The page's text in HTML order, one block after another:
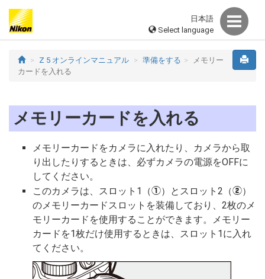
日本語
Select language
Z 5 オンラインマニュアル 準備をする
メモリー
カードを入れる
メモリーカードを入れる
メモリーカードをカメラに入れたり、カメラから取
り出したりするときは、必ずカメラの電源をOFFに
してください。
このカメラは、スロット1（q）とスロット2（w）
のメモリーカードスロットを装備しており、2枚のメ
モリーカードを使用することができます。メモリー
カードを1枚だけ使用するときは、スロット1に入れ
てください。